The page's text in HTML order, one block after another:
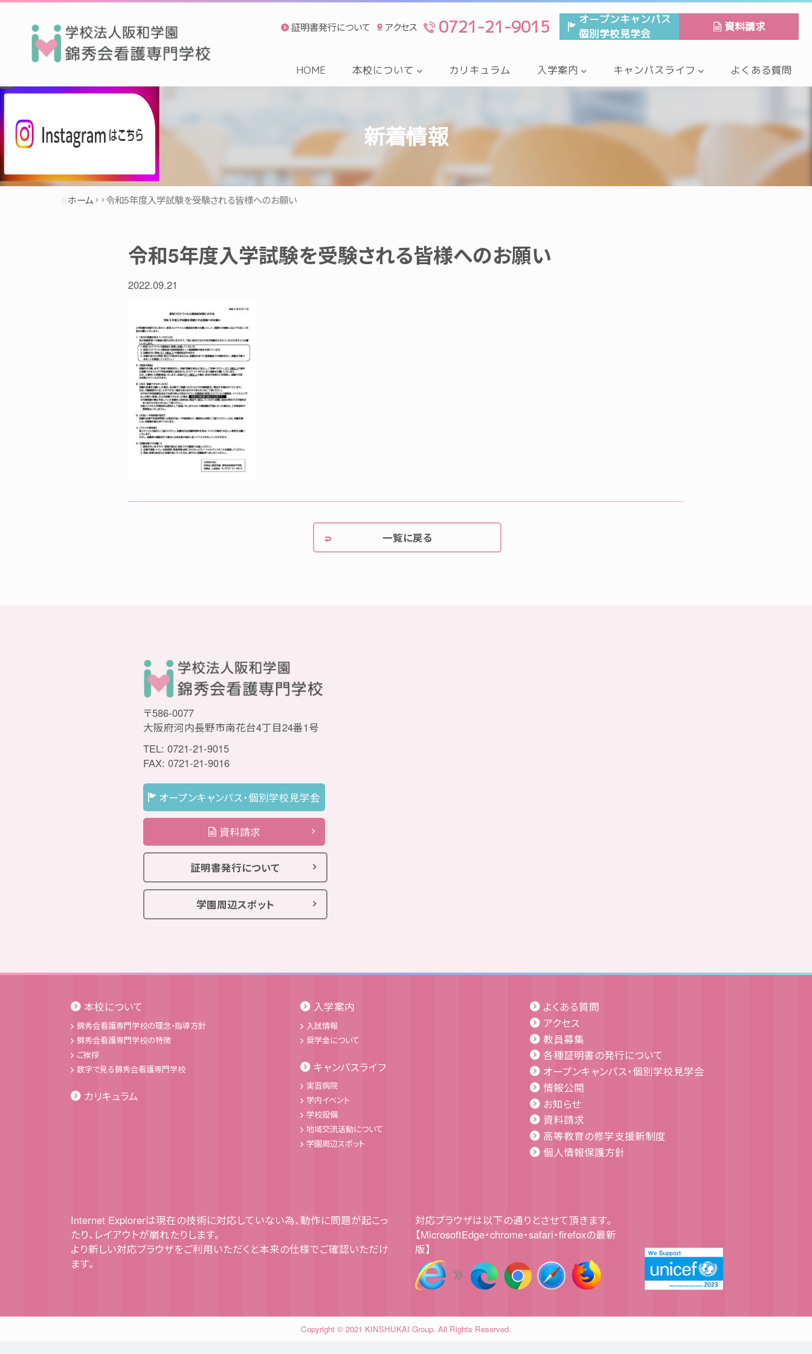
HOME 本校について カリキュラム 入学案内 キャンパスライフ よくある質問
証明書発行について アクセス 0721-21-9015
オープンキャンパス
個別学校見学会
資料請求
新着情報
ホーム 令和5年度入学試験を受験される皆様へのお願い
令和5年度入学試験を受験される皆様へのお願い
2022.09.21
一覧に戻る
〒586-0077
大阪府河内長野市南花台4丁目24番1号
TEL: 0721-21-9015
FAX: 0721-21-9016
オープンキャンパス・個別学校見学会
資料請求
証明書発行について
学園周辺スポット
本校について
錦秀会看護専門学校の理念・指導方針
錦秀会看護専門学校の特徴
ご挨拶
数字で見る錦秀会看護専門学校
カリキュラム
入学案内
入試情報
奨学金について
キャンパスライフ
実習病院
学内イベント
学校設備
地域交流活動について
学園周辺スポット
よくある質問
アクセス
教員募集
各種証明書の発行について
オープンキャンパス・個別学校見学会
情報公開
お知らせ
資料請求
高等教育の修学支援新制度
個人情報保護方針
Internet Explorerは現在の技術に対応していない為、動作に問題が起こっ
たり、レイアウトが崩れたりします。
より新しい対応ブラウザをご利用いただくと本来の仕様でご確認いただけ
ます。
対応ブラウザは以下の通りとさせて頂きます。
【MicrosoftEdge・chrome・safari・firefoxの最新
版】
Copyright © 2021 KINSHUKAI Group. All Rights Reserved.